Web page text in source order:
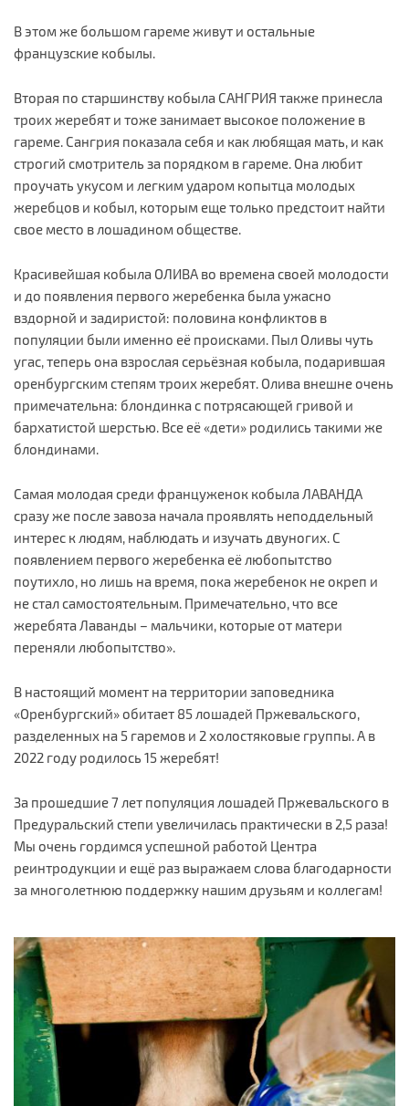
В этом же большом гареме живут и остальные
французские кобылы.
Вторая по старшинству кобыла САНГРИЯ также принесла
троих жеребят и тоже занимает высокое положение в
гареме. Сангрия показала себя и как любящая мать, и как
строгий смотритель за порядком в гареме. Она любит
проучать укусом и легким ударом копытца молодых
жеребцов и кобыл, которым еще только предстоит найти
свое место в лошадином обществе.
Красивейшая кобыла ОЛИВА во времена своей молодости
и до появления первого жеребенка была ужасно
вздорной и задиристой: половина конфликтов в
популяции были именно её происками. Пыл Оливы чуть
угас, теперь она взрослая серьёзная кобыла, подарившая
оренбургским степям троих жеребят. Олива внешне очень
примечательна: блондинка с потрясающей гривой и
бархатистой шерстью. Все её «дети» родились такими же
блондинами.
Самая молодая среди француженок кобыла ЛАВАНДА
сразу же после завоза начала проявлять неподдельный
интерес к людям, наблюдать и изучать двуногих. С
появлением первого жеребенка её любопытство
поутихло, но лишь на время, пока жеребенок не окреп и
не стал самостоятельным. Примечательно, что все
жеребята Лаванды – мальчики, которые от матери
переняли любопытство».
В настоящий момент на территории заповедника
«Оренбургский» обитает 85 лошадей Пржевальского,
разделенных на 5 гаремов и 2 холостяковые группы. А в
2022 году родилось 15 жеребят!
За прошедшие 7 лет популяция лошадей Пржевальского в
Предуральский степи увеличилась практически в 2,5 раза!
Мы очень гордимся успешной работой Центра
реинтродукции и ещё раз выражаем слова благодарности
за многолетнюю поддержку нашим друзьям и коллегам!